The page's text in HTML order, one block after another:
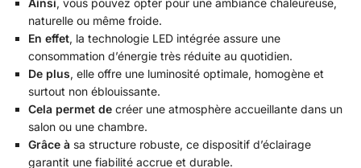
naturelle ou même froide.
En effet, la technologie LED intégrée assure une
consommation d’énergie très réduite au quotidien.
De plus, elle offre une luminosité optimale, homogène et
surtout non éblouissante.
Cela permet de créer une atmosphère accueillante dans un
salon ou une chambre.
Grâce à sa structure robuste, ce dispositif d’éclairage
garantit une fiabilité accrue et durable.